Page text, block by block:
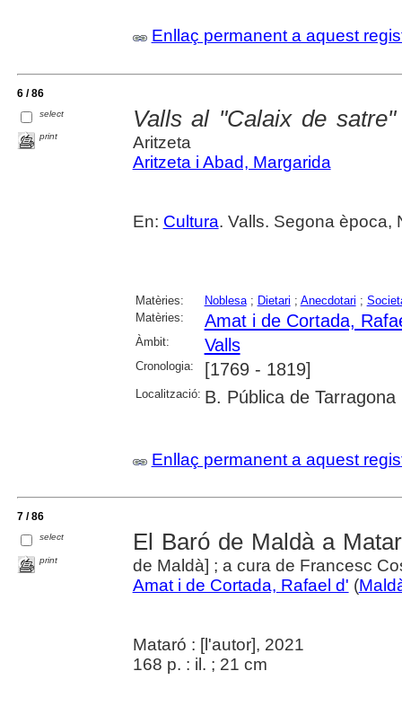
Enllaç permanent a aquest
6 / 86
select
print
Valls al "Calaix de
Aritzeta
Aritzeta i Abad, Margarida
En: Cultura. Valls. Segona època,
Matèries: Noblesa; Dietari ; Anecdotari ;
Matèries:
Amat i de Cortada,
Àmbit: Valls
Cronologia: [1769 - 1819]
Localització: B. Pública de Tarragona
Enllaç permanent a aquest
7 / 86
select
print
El Baró de Maldà a
de Maldà] ; a cura de Francesc
Amat i de Cortada, Rafael d' (
Mataró : [l'autor], 2021
168 p. : il. ; 21 cm